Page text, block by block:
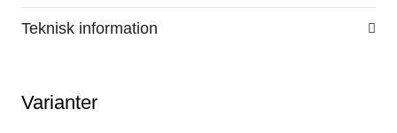
Teknisk information
Varianter